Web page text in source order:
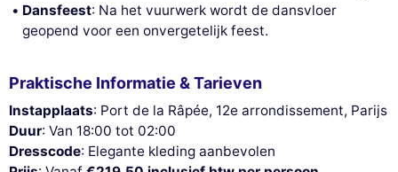
Dansfeest: Na het vuurwerk wordt de dansvloer
geopend voor een onvergetelijk feest.
Praktische Informatie & Tarieven
Instapplaats: Port de la Râpée, 12e arrondissement, Parijs
Duur: Van 18:00 tot 02:00
Dresscode: Elegante kleding aanbevolen